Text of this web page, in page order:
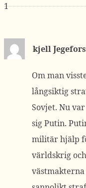
1
kjell Jegefors
Om man
långsiktig
Sovjet. Nu
sig Putin.
militär hjälp
världskrig